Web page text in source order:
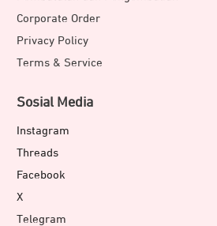
Corporate Order
Privacy Policy
Terms & Service
Sosial Media
Instagram
Threads
Facebook
X
Telegram